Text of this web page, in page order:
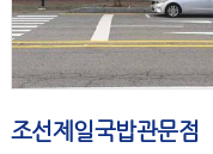
조선제일국밥관문점